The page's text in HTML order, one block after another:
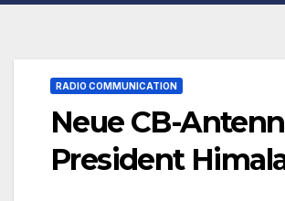
RADIO COMMUNICATION
Neue CB-
President